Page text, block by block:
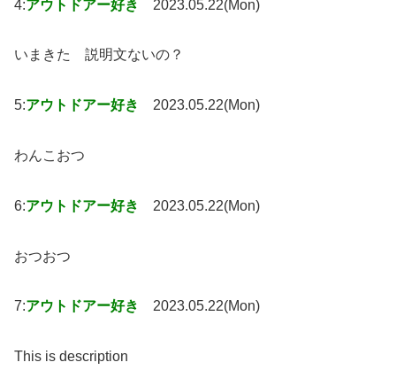
4:アウトドアー好き 2023.05.22(Mon)
いまきた 説明文ないの？
5:アウトドアー好き 2023.05.22(Mon)
わんこおつ
6:アウトドアー好き 2023.05.22(Mon)
おつおつ
7:アウトドアー好き 2023.05.22(Mon)
This is description